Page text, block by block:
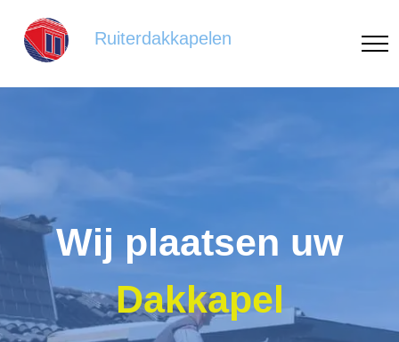
Ruiterdakkapelen
Wij plaatsen uw
Dakkapel